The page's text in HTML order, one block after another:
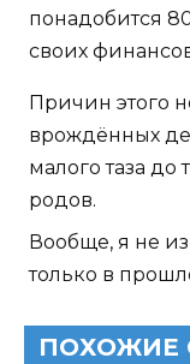
понадобится
своих
Причин этого
врождённых
малого таза до
родов.
Вообще, я не
только в
ПОХОЖИЕ